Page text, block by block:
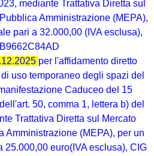
mediante Trattativa Diretta sul
Amministrazione (MEPA),
pari a 32.000,00 (IVA esclusa),
per l'affidamento diretto
uso temporaneo degli spazi del
Caduceo del 15
50, comma 1, lettera b) del
Trattativa Diretta sul Mercato
Amministrazione (MEPA), per un
25.000,00 euro(IVA esclusa), CIG